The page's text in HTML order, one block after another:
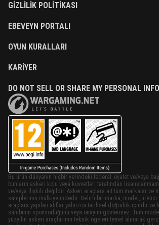
GIZLILIK POLITIKASI
EBEVEYN PORTALI
OYUN KURALLARI
KARIYER
DO NOT SELL OR SHARE MY PERSONAL
Bu ürün dünyanın hiçbir yerindeki federal, eyalet ve/veya
bunların askeri kolu veya kuvvetleri tarafından
ve/veya ilişkili değildir. Askeri araçlara ait tüm markalar ve
sahiplerinin mülkiyetindedir. Belirli bir marka, model, üretici
araçlara yapılan atıflar yalnızca tarihsel doğruluk içindir ve
sahibinin sponsorluğunu veya onayını göstermez. Tüm
yüzyılın askeri araçlarının teknik ögeleri temel alınarak